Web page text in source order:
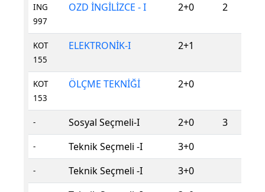
ING
997
OZD İNGİLİZCE - I 2+0 2
KOT
155
ELEKTRONİK-I 2+1
KOT
153
ÖLÇME TEKNİĞİ 2+0
- Sosyal Seçmeli-I 2+0 3
- Teknik Seçmeli -I 3+0
- Teknik Seçmeli -I 3+0